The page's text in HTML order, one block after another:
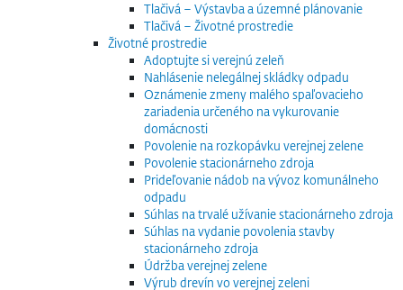
Tlačivá – Výstavba a územné plánovanie
Tlačivá – Životné prostredie
Životné prostredie
Adoptujte si verejnú zeleň
Nahlásenie nelegálnej skládky odpadu
Oznámenie zmeny malého spaľovacieho
zariadenia určeného na vykurovanie
domácnosti
Povolenie na rozkopávku verejnej zelene
Povolenie stacionárneho zdroja
Prideľovanie nádob na vývoz komunálneho
odpadu
Súhlas na trvalé užívanie stacionárneho zdroja
Súhlas na vydanie povolenia stavby
stacionárneho zdroja
Údržba verejnej zelene
Výrub drevín vo verejnej zeleni